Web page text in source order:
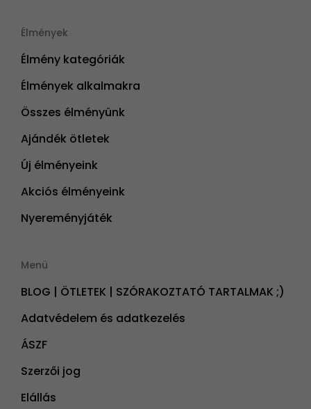
Élmények
Élmény kategóriák
Élmények alkalmakra
Összes élményünk
Ajándék ötletek
Új élményeink
Akciós élményeink
Nyereményjáték
Menü
BLOG | ÖTLETEK | SZÓRAKOZTATÓ TARTALMAK ;)
Adatvédelem és adatkezelés
ÁSZF
Szerzői jog
Elállás